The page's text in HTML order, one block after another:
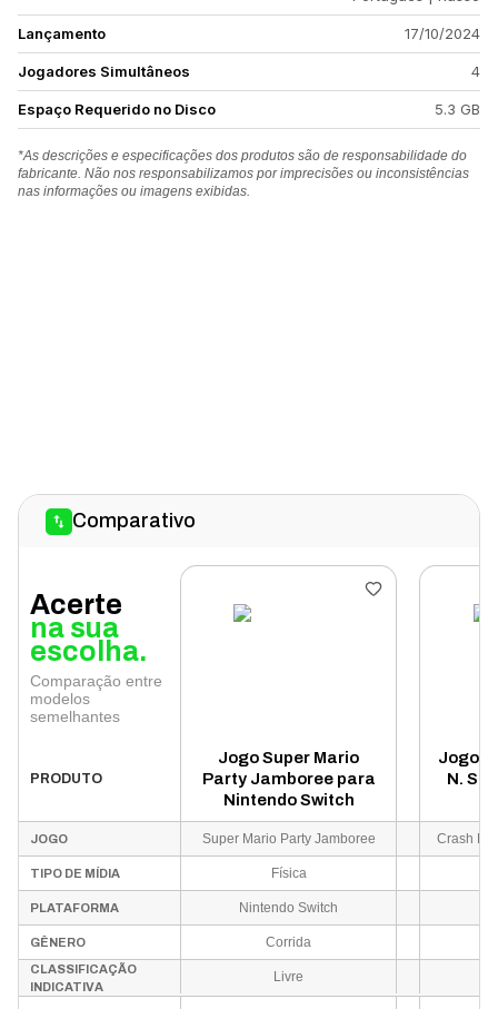
Lançamento 17/10/2024
Jogadores Simultâneos 4
Espaço Requerido no Disco 5.3 GB
*As descrições e especificações dos produtos são de responsabilidade do
fabricante. Não nos responsabilizamos por imprecisões ou inconsistências
nas informações ou imagens exibidas.
Comparativo
Acerte
na sua
escolha.
Comparação entre
modelos
semelhantes
PRODUTO
Jogo Super Mario
Party Jamboree para
Nintendo Switch
Jogo
N.
JOGO Super Mario Party Jamboree
TIPO DE MÍDIA Física
PLATAFORMA Nintendo Switch
GÊNERO Corrida
CLASSIFICAÇÃO
INDICATIVA
Livre